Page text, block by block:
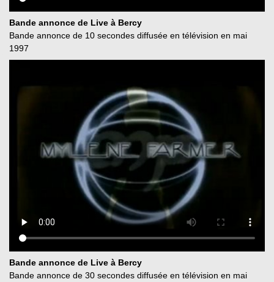
Bande annonce de Live à Bercy
Bande annonce de 10 secondes diffusée en télévision en mai
1997
Bande annonce de Live à Bercy
Bande annonce de 30 secondes diffusée en télévision en mai